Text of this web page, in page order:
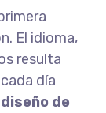
El idioma,
resulta
día
diseño de